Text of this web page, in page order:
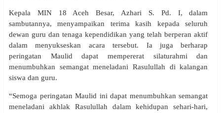
Kepala MIN 18 Aceh Besar, Azhari S. Pd. I, dalam
sambutannya, menyampaikan terima kasih kepada seluruh
dewan guru dan tenaga kependidikan yang telah berperan aktif
dalam menyukseskan acara tersebut. Ia juga berharap
peringatan Maulid dapat mempererat silaturahmi dan
menumbuhkan semangat meneladani Rasulullah di kalangan
siswa dan guru.
“Semoga peringatan Maulid ini dapat menumbuhkan semangat
meneladani akhlak Rasulullah dalam kehidupan sehari-hari,